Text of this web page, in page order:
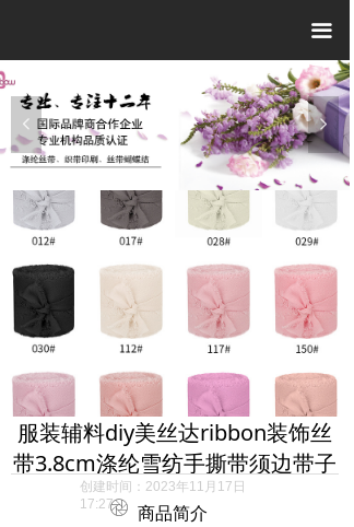
끀
넳 넲
服装辅料diy美丝达ribbon装饰丝
带3.8cm涤纶雪纺手撕带须边带子
商品简介
创建时间： 2023年11月17日
17:27ꁵ